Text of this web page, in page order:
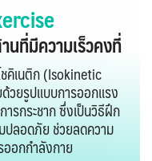
ที่มีความเร็วคงที่
คิเนติก (Isokinetic
วยรูปแบบการออกแรง
รกระชาก ซึ่งเป็นวิธีฝึก
ปลอดภัย ช่วยลดความ
ออกกำลังกาย